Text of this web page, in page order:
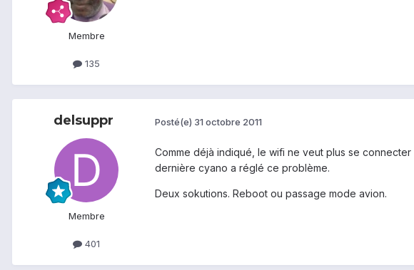
Membre
135
delsuppr
Membre
401
Posté(e) 31 octobre 2011
Comme déjà indiqué, le wifi ne veut plus se
dernière cyano a réglé ce problème.
Deux sokutions. Reboot ou passage mode avion.